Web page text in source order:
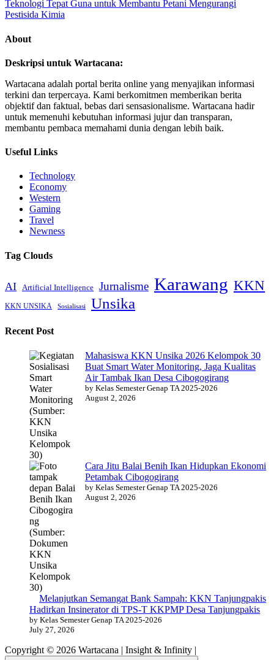
About
Deskripsi untuk Wartacana:
Wartacana adalah portal berita online yang menyajikan informasi
terkini dan terpercaya. Kami berkomitmen memberikan berita
objektif dan faktual, bebas dari sensasionalisme. Wartacana hadir
untuk memenuhi kebutuhan informasi jujur dan transparan,
membantu pembaca memahami dunia dengan lebih baik.
Useful Links
Technology
Economy
Western
Gaming
Travel
Newness
Tag Clouds
AI Artificial Intelligence Jurnalisme Karawang KKN
KKN UNSIKA Sosialisasi Unsika
Recent Post
Mahasiswa KKN Unsika 2026 Kelompok 30
Buat Smart Water Monitoring, Jaga Kualitas
Air Tambak Ikan Desa Cibogogirang
by Kelas Semester Genap TA 2025-2026
August 2, 2026
Cara Jitu Balai Benih Ikan Hidupkan Ekonomi
Petambak Cibogogirang
by Kelas Semester Genap TA 2025-2026
August 2, 2026
Melanjutkan Semangat Bank Sampah: KKN Tanjungpakis
Hadirkan Insinerator di TPS-T KKPMP Desa Tanjungpakis
by Kelas Semester Genap TA 2025-2026
July 27, 2026
Copyright © 2026 Wartacana | Insight & Infinity |